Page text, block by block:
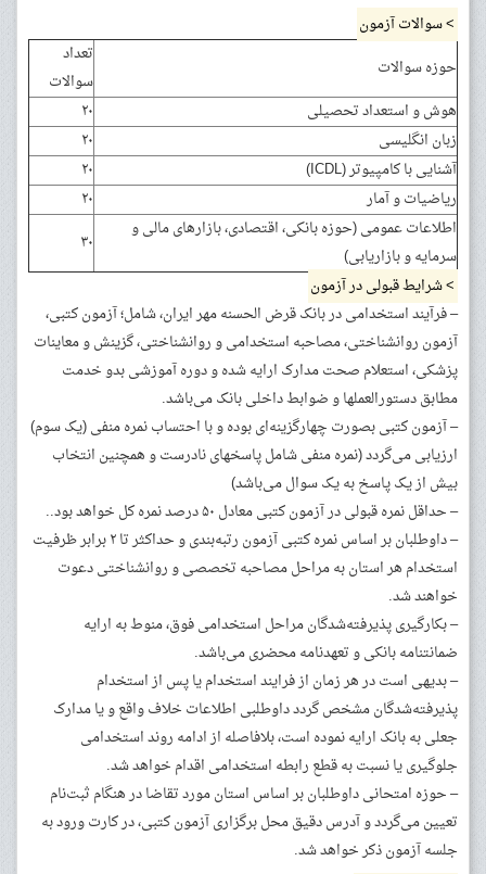
> سوالات آزمون
حوزه سوالات
تعداد
سوالات
هوش و استعداد تحصیلی
۲۰
زبان انگلیسی
۲۰
آشنایی با کامپیوتر (ICDL)
۲۰
ریاضیات و آمار
۲۰
اطلاعات عمومی (حوزه بانکی، اقتصادی، بازارهای مالی و
سرمایه و بازاریابی)
۳۰
> شرایط قبولی در آزمون
– فرآیند استخدامی در بانک قرض الحسنه مهر ایران، شامل؛ آزمون کتبی،
آزمون روانشناختی، مصاحبه استخدامی و روانشناختی، گزینش و معاینات
پزشکی، استعلام صحت مدارک ارایه شده و دوره آموزشی بدو خدمت
مطابق دستورالعملها و ضوابط داخلی بانک می‌باشد.
– آزمون کتبی بصورت چهارگزینه‌ای بوده و با احتساب نمره منفی (یک سوم)
ارزیابی می‌گردد (نمره منفی شامل پاسخهای نادرست و همچنین انتخاب
بیش از یک پاسخ به یک سوال می‌باشد)
– حداقل نمره قبولی در آزمون کتبی معادل ۵۰ درصد نمره کل خواهد بود..
– داوطلبان بر اساس نمره کتبی آزمون رتبه‌بندی و حداکثر تا ۲ برابر ظرفیت
استخدام هر استان به مراحل مصاحبه تخصصی و روانشناختی دعوت
خواهند شد.
– بکارگیری پذیرفته‌شدگان مراحل استخدامی فوق، منوط به ارایه
ضمانتنامه بانکی و تعهدنامه محضری می‌باشد.
– بدیهی است در هر زمان از فرایند استخدام یا پس از استخدام
پذیرفته‌شدگان مشخص گردد داوطلبی اطلاعات خلاف واقع و یا مدارک
جعلی به بانک ارایه نموده است، بلافاصله از ادامه روند استخدامی
جلوگیری یا نسبت به قطع رابطه استخدامی اقدام خواهد شد.
– حوزه امتحانی داوطلبان بر اساس استان مورد تقاضا در هنگام ثبت‌نام
تعیین می‌گردد و آدرس دقیق محل برگزاری آزمون کتبی، در کارت ورود به
جلسه آزمون ذکر خواهد شد.